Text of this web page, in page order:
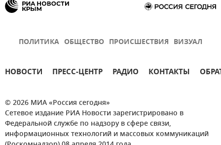
ПОЛИТИКА ОБЩЕСТВО ПРОИСШЕСТВИЯ ВИЗУАЛ
НОВОСТИ ПРЕСС-ЦЕНТР РАДИО КОНТАКТЫ
© 2026 МИА «Россия сегодня»
Сетевое издание РИА Новости зарегистрировано в
Федеральной службе по надзору в сфере связи,
информационных технологий и массовых коммуникаций